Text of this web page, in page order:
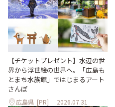
【チケットプレゼント】水辺の世
界から浮世絵の世界へ。「広島も
とまち水族館」ではじまるアート
さんぽ
広島県 [PR] 2026.07.31